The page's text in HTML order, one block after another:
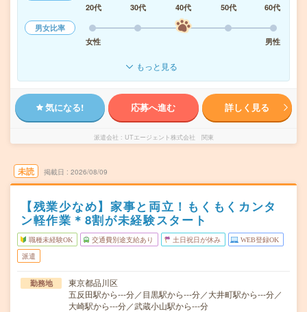
20代
30代 40代 50代
60代
男女比率
女性
男性
もっと見る
気になる! 応募へ進む 詳しく見る
派遣会社 UTエージェント株式会社 関東
未読 掲載日 2026/08/09
【残業少なめ】家事と両立！もくもくカンタ
ン軽作業＊8割が未経験スタート
職種未経験OK 交通費別途支給あり 土日祝日が休み WEB登録OK
派遣
勤務地
東京都品川区
五反田駅から---分／目黒駅から---分／大井町駅から---分／
大崎駅から---分／武蔵小山駅から---分